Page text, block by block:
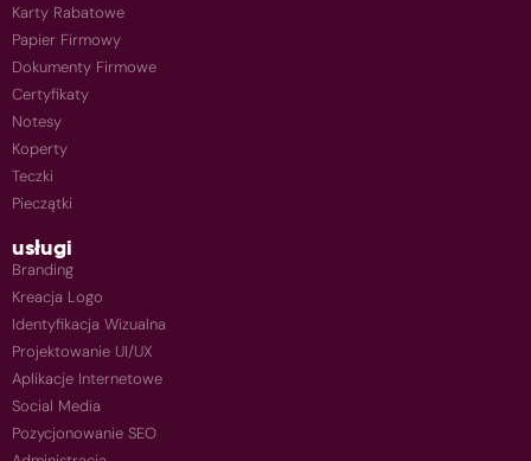
Karty Rabatowe
Papier Firmowy
Dokumenty Firmowe
Certyfikaty
Notesy
Koperty
Teczki
Pieczątki
usługi
Branding
Kreacja Logo
Identyfikacja Wizualna
Projektowanie UI/UX
Aplikacje Internetowe
Social Media
Pozycjonowanie SEO